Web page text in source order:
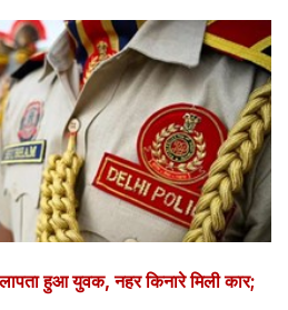
हुआ युवक, नहर किनारे मिली कार;